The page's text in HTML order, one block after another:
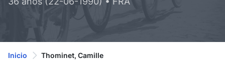
Inicio Thominet, Camille